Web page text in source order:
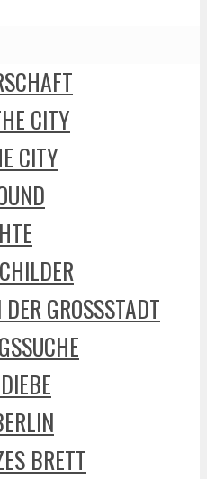
CITY
CITY
GROSSSTADT
BRETT